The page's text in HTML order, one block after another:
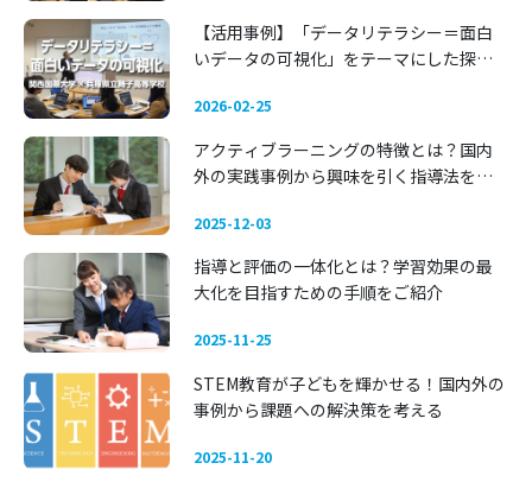
【活用事例】「データリテラシー＝面白
いデータの可視化」をテーマにした探究
等学校
2026-02-25
アクティブラーニングの特徴とは？国内
外の実践事例から興味を引く指導法を考
2025-12-03
指導と評価の一体化とは？学習効果の最
大化を目指すための手順をご紹介
2025-11-25
STEM教育が子どもを輝かせる！国内外の
事例から課題への解決策を考える
2025-11-20